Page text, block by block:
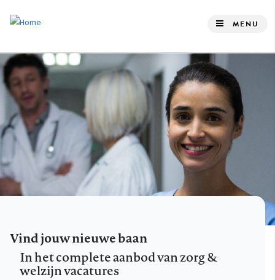
de
inhoud
gaan
MENU
Vind jouw nieuwe baan
In het complete aanbod van zorg &
welzijn vacatures